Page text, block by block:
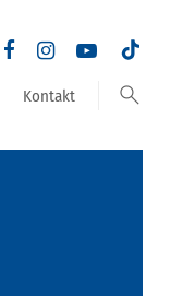
Kontakt search